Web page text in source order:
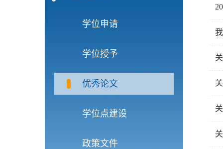
学位申请
学位授予
优秀论文
学位点建设
政策文件